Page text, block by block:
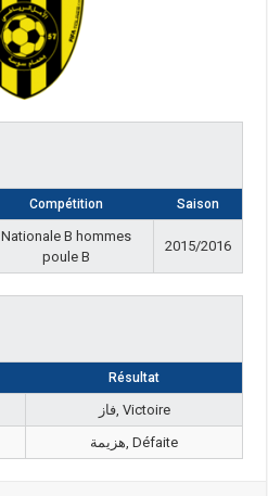
Compétition Saison
Nationale B hommes
poule B
2015/2016
Résultat
فاز, Victoire
هزيمة, Défaite